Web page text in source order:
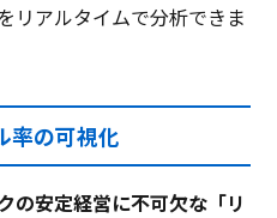
リアルタイムで分析できま
率の可視化
の安定経営に不可欠な「リ